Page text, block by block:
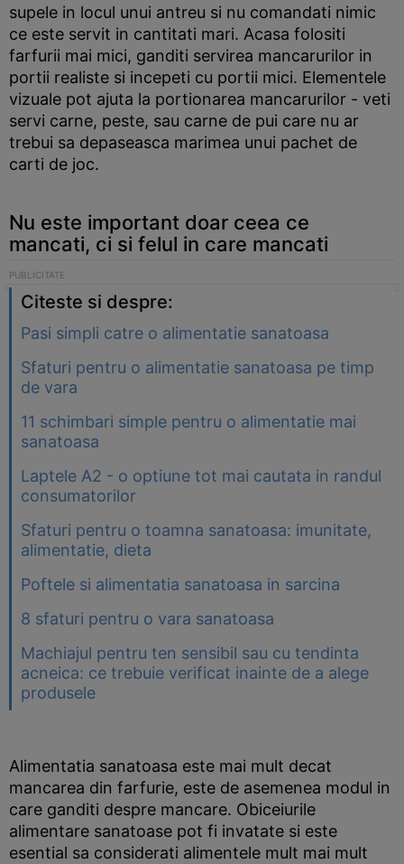
supele in locul unui antreu si nu comandati nimic
ce este servit in cantitati mari. Acasa folositi
farfurii mai mici, ganditi servirea mancarurilor in
portii realiste si incepeti cu portii mici. Elementele
vizuale pot ajuta la portionarea mancarurilor - veti
servi carne, peste, sau carne de pui care nu ar
trebui sa depaseasca marimea unui pachet de
carti de joc.
Nu este important doar ceea ce
mancati, ci si felul in care mancati
Citeste si despre:
Pasi simpli catre o alimentatie sanatoasa
Sfaturi pentru o alimentatie sanatoasa pe timp
de vara
11 schimbari simple pentru o alimentatie mai
sanatoasa
Laptele A2 - o optiune tot mai cautata in randul
consumatorilor
Sfaturi pentru o toamna sanatoasa: imunitate,
alimentatie, dieta
Poftele si alimentatia sanatoasa in sarcina
8 sfaturi pentru o vara sanatoasa
Machiajul pentru ten sensibil sau cu tendinta
acneica: ce trebuie verificat inainte de a alege
produsele
Alimentatia sanatoasa este mai mult decat
mancarea din farfurie, este de asemenea modul in
care ganditi despre mancare. Obiceiurile
alimentare sanatoase pot fi invatate si este
esential sa considerati alimentele mult mai mult